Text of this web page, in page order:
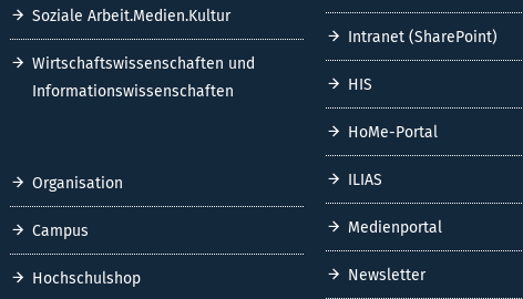
Soziale Arbeit.Medien.Kultur
Wirtschaftswissenschaften und
Informationswissenschaften
Organisation
Campus
Hochschulshop
Intranet (SharePoint)
HIS
HoMe-Portal
ILIAS
Medienportal
Newsletter